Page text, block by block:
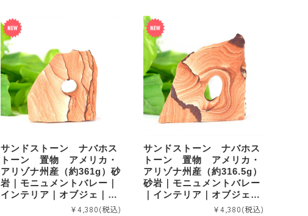
サンドストーン ナバホス
トーン 置物 アメリカ・
アリゾナ州産（約361g）砂
岩｜モニュメントバレー｜
インテリア｜オブジェ｜sd
¥4,380(税込)
サンドストーン ナバホス
トーン 置物 アメリカ・
アリゾナ州産（約316.5g）
砂岩｜モニュメントバレー
｜インテリア｜オブジェ｜
¥4,380(税込)